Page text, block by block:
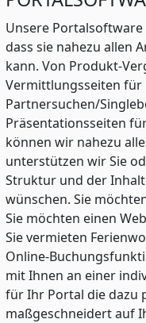
Unsere
dass sie nahezu allen
kann. Von Produkt-
Vermittlungsseiten
Partnersuchen/
Präsentationsseiten
können wir nahezu
unterstützen wir Sie
Struktur und der
wünschen. Sie
Sie möchten einen
Sie vermieten
Online-
mit Ihnen an einer
für Ihr Portal die dazu
maßgeschneidert auf